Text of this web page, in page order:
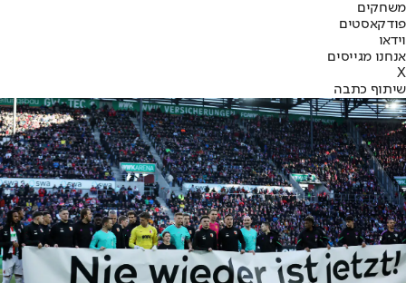
משחקים
פודקאסטים
וידאו
אנחנו מגייסים
X
שיתוף כתבה